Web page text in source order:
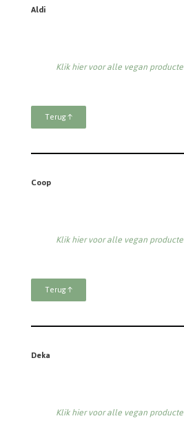
Aldi
Klik hier voor alle vegan
Terug ↑
Coop
Klik hier voor alle vegan
Terug ↑
Deka
Klik hier voor alle vegan